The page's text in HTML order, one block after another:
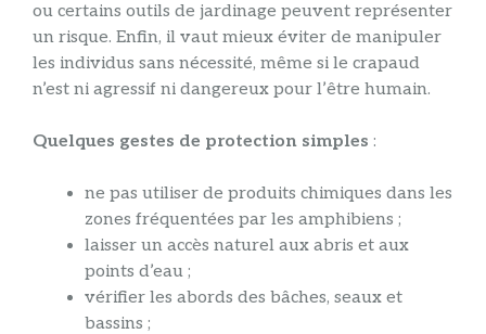
ou certains outils de jardinage peuvent représenter
un risque. Enfin, il vaut mieux éviter de manipuler
les individus sans nécessité, même si le crapaud
n’est ni agressif ni dangereux pour l’être humain.
Quelques gestes de protection simples :
ne pas utiliser de produits chimiques dans les
zones fréquentées par les amphibiens ;
laisser un accès naturel aux abris et aux
points d’eau ;
vérifier les abords des bâches, seaux et
bassins ;